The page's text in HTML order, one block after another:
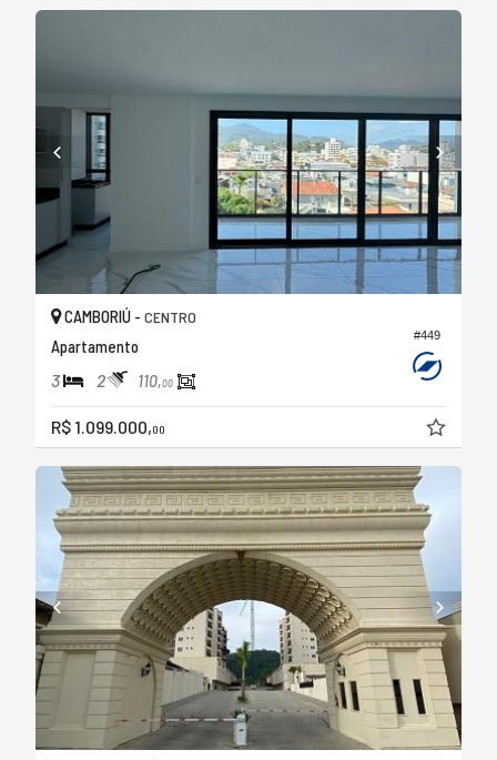
#449
CAMBORIÚ - CENTRO
Apartamento
3 2 110,00
R$ 1.099.000,00